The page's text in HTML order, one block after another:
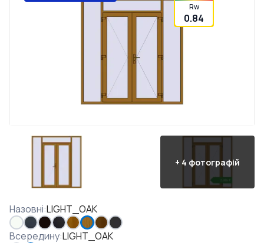
Rw
0.84
+ 4 фотографій
Назовні:LIGHT_OAK
Всередину:LIGHT_OAK